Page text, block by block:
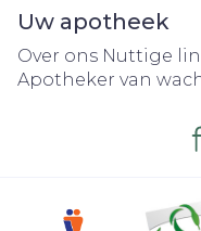
Uw apotheek
Over ons Nuttige
Apotheker van